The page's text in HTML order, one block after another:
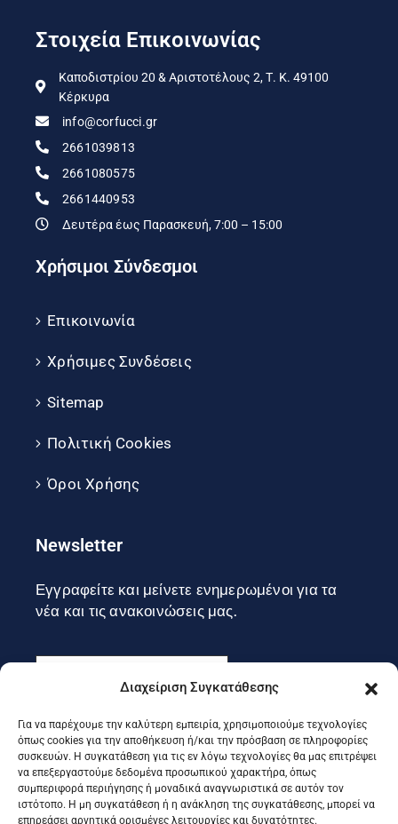
Διαχείριση Συγκατάθεσης
Για να παρέχουμε την καλύτερη εμπειρία, χρησιμοποιούμε τεχνολογίες
όπως cookies για την αποθήκευση ή/και την πρόσβαση σε πληροφορίες
συσκευών. Η συγκατάθεση για τις εν λόγω τεχνολογίες θα μας επιτρέψει
να επεξεργαστούμε δεδομένα προσωπικού χαρακτήρα, όπως
συμπεριφορά περιήγησης ή μοναδικά αναγνωριστικά σε αυτόν τον
ιστότοπο. Η μη συγκατάθεση ή η ανάκληση της συγκατάθεσης, μπορεί να
επηρεάσει αρνητικά ορισμένες λειτουργίες και δυνατότητες.
Στοιχεία Επικοινωνίας
Καποδιστρίου 20 & Αριστοτέλους 2, Τ. Κ. 49100
Κέρκυρα
info@corfucci.gr
2661039813
2661080575
2661440953
Δευτέρα έως Παρασκευή, 7:00 – 15:00
Χρήσιμοι Σύνδεσμοι
Επικοινωνία
Χρήσιμες Συνδέσεις
Sitemap
Πολιτική Cookies
Όροι Χρήσης
Newsletter
Εγγραφείτε και μείνετε ενημερωμένοι για τα
νέα και τις ανακοινώσεις μας.
Εγγραφή
Ακολουθήστε μας στα social